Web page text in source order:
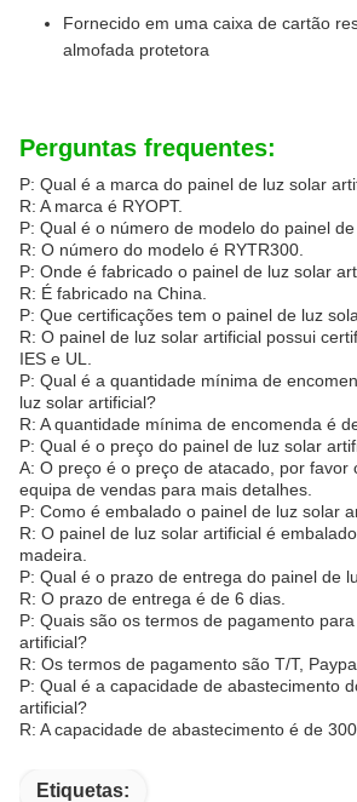
Fornecido em uma caixa de cartão
almofada protetora
Perguntas frequentes:
P: Qual é a marca do painel de luz solar
R: A marca é RYOPT.
P: Qual é o número de modelo do painel
R: O número do modelo é RYTR300.
P: Onde é fabricado o painel de luz solar
R: É fabricado na China.
P: Que certificações tem o painel de luz
R: O painel de luz solar artificial possui
IES e UL.
P: Qual é a quantidade mínima de
luz solar artificial?
R: A quantidade mínima de encomenda é
P: Qual é o preço do painel de luz solar
A: O preço é o preço de atacado, por favor
equipa de vendas para mais detalhes.
P: Como é embalado o painel de luz solar
R: O painel de luz solar artificial é
madeira.
P: Qual é o prazo de entrega do painel de
R: O prazo de entrega é de 6 dias.
P: Quais são os termos de pagamento
artificial?
R: Os termos de pagamento são T/T,
P: Qual é a capacidade de abastecimento
artificial?
R: A capacidade de abastecimento é de
Etiquetas: